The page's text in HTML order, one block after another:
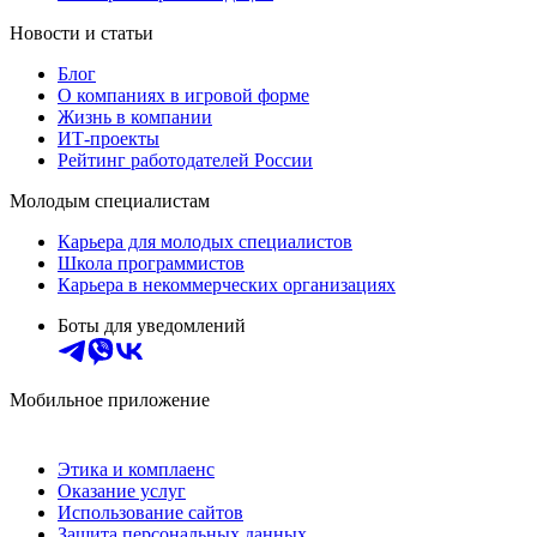
Новости и статьи
Блог
О компаниях в игровой форме
Жизнь в компании
ИТ-проекты
Рейтинг работодателей России
Молодым специалистам
Карьера для молодых специалистов
Школа программистов
Карьера в некоммерческих организациях
Боты для уведомлений
Мобильное приложение
Этика и комплаенс
Оказание услуг
Использование сайтов